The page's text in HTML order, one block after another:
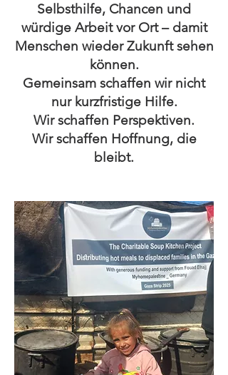
Selbsthilfe, Chancen und
würdige Arbeit vor Ort – damit
Menschen wieder Zukunft sehen
können.
Gemeinsam schaffen wir nicht
nur kurzfristige Hilfe.
Wir schaffen Perspektiven.
Wir schaffen Hoffnung, die
bleibt.